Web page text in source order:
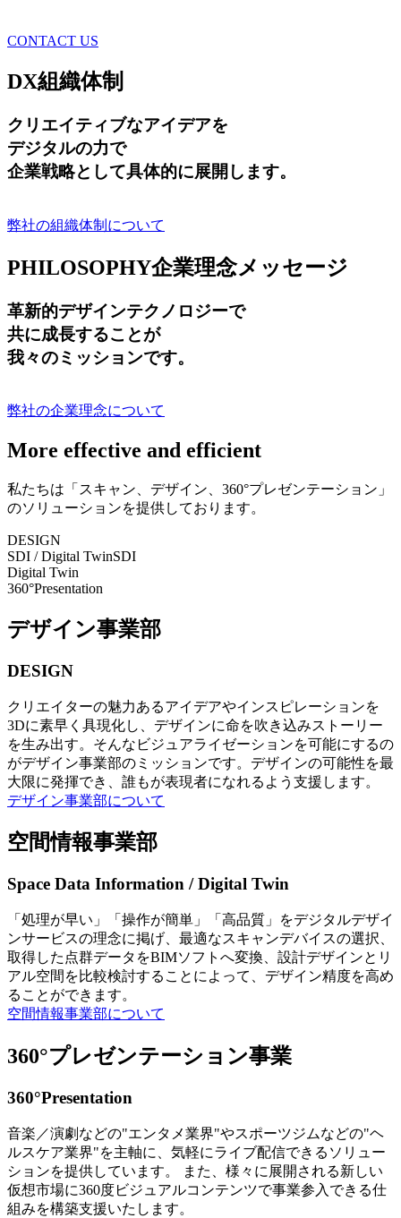
CONTACT US
DX組織体制
クリエイティブなアイデアを
デジタルの力で
企業戦略として具体的に展開します。
弊社の組織体制について
PHILOSOPHY企業理念メッセージ
革新的デザインテクノロジーで
共に成長することが
我々のミッションです。
弊社の企業理念について
More effective and efficient
私たちは「スキャン、デザイン、360°プレゼンテーション」
のソリューションを提供しております。
DESIGN
SDI / Digital TwinSDI
Digital Twin
360°Presentation
デザイン事業部
DESIGN
クリエイターの魅力あるアイデアやインスピレーションを
3Dに素早く具現化し、デザインに命を吹き込みストーリー
を生み出す。そんなビジュアライゼーションを可能にするの
がデザイン事業部のミッションです。デザインの可能性を最
大限に発揮でき、誰もが表現者になれるよう支援します。
デザイン事業部について
空間情報事業部
Space Data Information / Digital Twin
「処理が早い」「操作が簡単」「高品質」をデジタルデザイ
ンサービスの理念に掲げ、最適なスキャンデバイスの選択、
取得した点群データをBIMソフトへ変換、設計デザインとリ
アル空間を比較検討することによって、デザイン精度を高め
ることができます。
空間情報事業部について
360°プレゼンテーション事業
360°Presentation
音楽／演劇などの"エンタメ業界"やスポーツジムなどの"ヘ
ルスケア業界"を主軸に、気軽にライブ配信できるソリュー
ションを提供しています。 また、様々に展開される新しい
仮想市場に360度ビジュアルコンテンツで事業参入できる仕
組みを構築支援いたします。